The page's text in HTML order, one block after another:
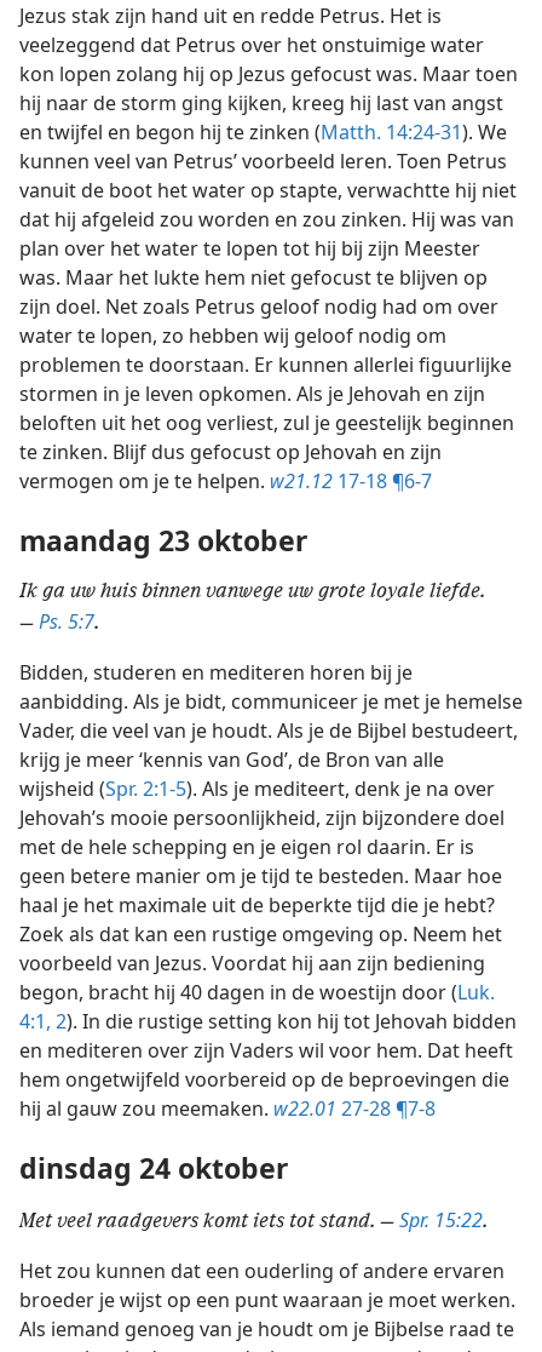
Jezus stak zijn hand uit en redde Petrus. Het is
veelzeggend dat Petrus over het onstuimige water
kon lopen zolang hij op Jezus gefocust was. Maar toen
hij naar de storm ging kijken, kreeg hij last van angst
en twijfel en begon hij te zinken (Matth. 14:24-31). We
kunnen veel van Petrus’ voorbeeld leren. Toen Petrus
vanuit de boot het water op stapte, verwachtte hij niet
dat hij afgeleid zou worden en zou zinken. Hij was van
plan over het water te lopen tot hij bij zijn Meester
was. Maar het lukte hem niet gefocust te blijven op
zijn doel. Net zoals Petrus geloof nodig had om over
water te lopen, zo hebben wij geloof nodig om
problemen te doorstaan. Er kunnen allerlei figuurlijke
stormen in je leven opkomen. Als je Jehovah en zijn
beloften uit het oog verliest, zul je geestelijk beginnen
te zinken. Blijf dus gefocust op Jehovah en zijn
vermogen om je te helpen. w21.12 17-18 ¶6-7
maandag 23 oktober
Ik ga uw huis binnen vanwege uw grote loyale liefde.
— Ps. 5:7.
Bidden, studeren en mediteren horen bij je
aanbidding. Als je bidt, communiceer je met je hemelse
Vader, die veel van je houdt. Als je de Bijbel bestudeert,
krijg je meer ‘kennis van God’, de Bron van alle
wijsheid (Spr. 2:1-5). Als je mediteert, denk je na over
Jehovah’s mooie persoonlijkheid, zijn bijzondere doel
met de hele schepping en je eigen rol daarin. Er is
geen betere manier om je tijd te besteden. Maar hoe
haal je het maximale uit de beperkte tijd die je hebt?
Zoek als dat kan een rustige omgeving op. Neem het
voorbeeld van Jezus. Voordat hij aan zijn bediening
begon, bracht hij 40 dagen in de woestijn door (Luk.
4:1, 2). In die rustige setting kon hij tot Jehovah bidden
en mediteren over zijn Vaders wil voor hem. Dat heeft
hem ongetwijfeld voorbereid op de beproevingen die
hij al gauw zou meemaken. w22.01 27-28 ¶7-8
dinsdag 24 oktober
Met veel raadgevers komt iets tot stand. — Spr. 15:22.
Het zou kunnen dat een ouderling of andere ervaren
broeder je wijst op een punt waaraan je moet werken.
Als iemand genoeg van je houdt om je Bijbelse raad te